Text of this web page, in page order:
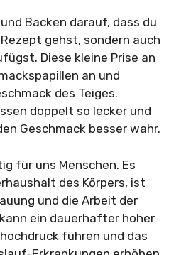
Backen darauf, dass du
gehst, sondern auch
Diese kleine Prise an
an und
des Teiges.
doppelt so lecker und
Geschmack besser wahr.
für uns Menschen. Es
des Körpers, ist
und die Arbeit der
ein dauerhafter hoher
führen und das